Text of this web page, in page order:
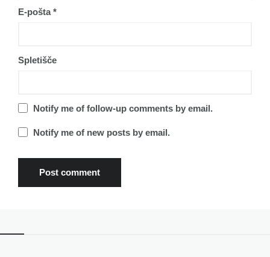
E-pošta*
Spletišče
Notify me of follow-up comments by email.
Notify me of new posts by email.